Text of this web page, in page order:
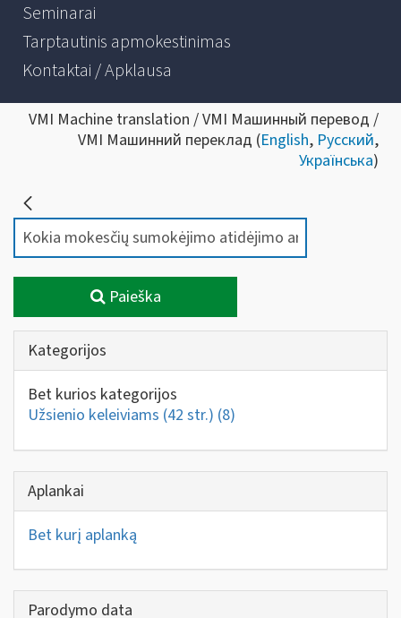
Seminarai
Tarptautinis apmokestinimas
Kontaktai / Apklausa
VMI Machine translation / VMI Машинный перевод /
VMI Машинний переклад (English, Русский,
Українська)
Paieška
Kategorijos
Bet kurios kategorijos
Užsienio keleiviams (42 str.) (8)
Aplankai
Bet kurį aplanką
Parodymo data